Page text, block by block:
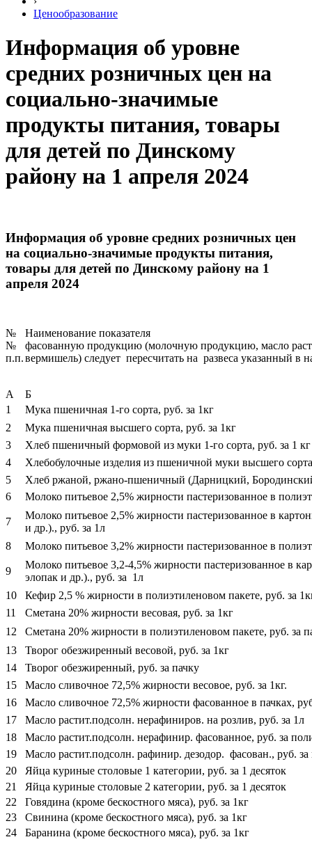
Ценообразование
Информация об уровне
средних розничных цен на
социально-значимые
продукты питания, товары
для детей по Динскому
району на 1 апреля 2024
Информация об уровне средних розничных цен
на социально-значимые продукты питания,
товары для детей по Динскому району на 1
апреля 2024
№
№
п.п.
Наименование
фасованную продукцию (молочную продукцию, масло
вермишель) следует пересчитать на развеса указанный в
А
Б
1
Мука пшеничная 1-го сорта, руб. за 1кг
2
Мука пшеничная высшего сорта, руб. за 1кг
3
Хлеб пшеничный формовой из муки 1-го сорта, руб. за 1
4
Хлебобулочные изделия из пшеничной муки высшего
5
Хлеб ржаной, ржано-пшеничный (Дарницкий,
6
Молоко питьевое 2,5% жирности пастеризованное в
7
Молоко питьевое 2,5% жирности пастеризованное в
и др.)., руб. за 1л
8
Молоко питьевое 3,2% жирности пастеризованное в
9
Молоко питьевое 3,2-4,5% жирности пастеризованное в
элопак и др.)., руб. за 1л
10
Кефир 2,5 % жирности в полиэтиленовом пакете, руб. за
11
Сметана 20% жирности весовая, руб. за 1кг
12
Сметана 20% жирности в полиэтиленовом пакете, руб. за
13
Творог обезжиренный весовой, руб. за 1кг
14
Творог обезжиренный, руб. за пачку
15
Масло сливочное 72,5% жирности весовое, руб. за 1кг.
16
Масло сливочное 72,5% жирности фасованное в пачках,
17
Масло растит.подсолн. нерафиниров. на розлив, руб. за 1л
18
Масло растит.подсолн. нерафинир. фасованное, руб. за
19
Масло растит.подсолн. рафинир. дезодор. фасован., руб.
20
Яйца куриные столовые 1 категории, руб. за 1 десяток
21
Яйца куриные столовые 2 категории, руб. за 1 десяток
22
Говядина (кроме бескостного мяса), руб. за 1кг
23
Свинина (кроме бескостного мяса), руб. за 1кг
24
Баранина (кроме бескостного мяса), руб. за 1кг